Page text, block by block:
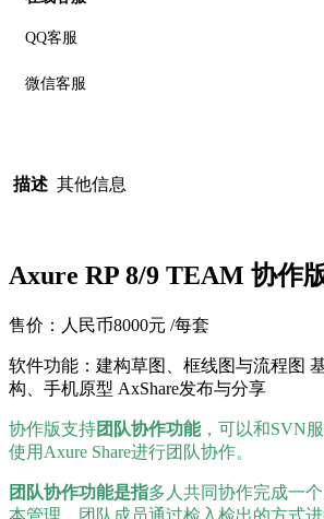
QQ客服
微信客服
描述 其他信息
Axure RP 8/9 TEAM 协作
售价：人民币8000元 /每套
软件功能：建构草图、框线图与流程图
构、手机原型 AxShare发布与分享
协作版支持团队协作功能，可以和SVN
使用Axure Share进行团队协作。
团队协作功能是指多人共同协作完成一